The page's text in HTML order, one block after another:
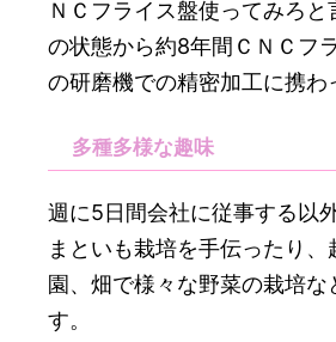
ＮＣフライス盤使ってみろ
の状態から約8年間ＣＮＣフ
の研磨機での精密加工に携わ
多種多様な趣味
週に5日間会社に従事する以
まといも栽培を手伝ったり、
園、畑で様々な野菜の栽培な
す。